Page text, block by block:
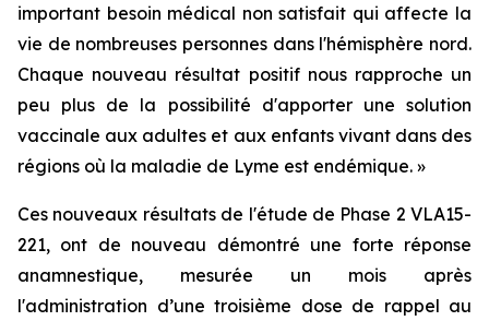
important besoin médical non satisfait qui affecte la
vie de nombreuses personnes dans l'hémisphère nord.
Chaque nouveau résultat positif nous rapproche un
peu plus de la possibilité d'apporter une solution
vaccinale aux adultes et aux enfants vivant dans des
régions où la maladie de Lyme est endémique. »
Ces nouveaux résultats de l'étude de Phase 2 VLA15-
221, ont de nouveau démontré une forte réponse
anamnestique, mesurée un mois après
l'administration d’une troisième dose de rappel au